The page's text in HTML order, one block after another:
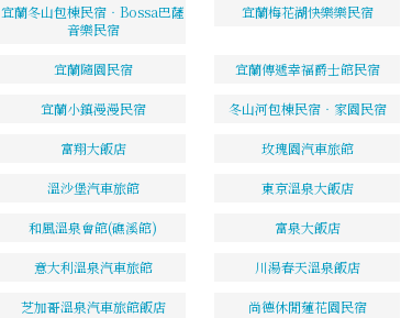
宜蘭冬山包棟民宿‧Bossa巴薩
音樂民宿
宜蘭梅花湖快樂樂民宿
宜蘭隨園民宿 宜蘭傳遞幸福爵士館民宿
宜蘭小鎮漫漫民宿 冬山河包棟民宿‧家園民宿
富翔大飯店 玫瑰園汽車旅館
溫沙堡汽車旅館 東京溫泉大飯店
和風溫泉會館(礁溪館) 富泉大飯店
意大利溫泉汽車旅館 川湯春天溫泉飯店
芝加哥溫泉汽車旅館飯店 尚德休閒蓮花園民宿